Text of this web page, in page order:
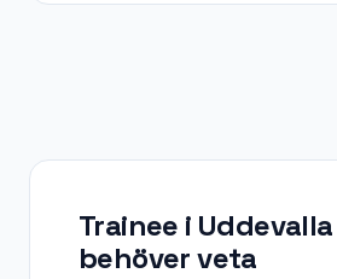
Trainee i Uddevalla
behöver veta